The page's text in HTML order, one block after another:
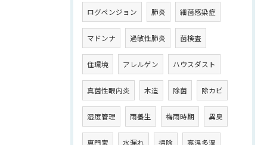
ログペンジョン 肺炎 細菌感染症
マドンナ 過敏性肺炎 菌検査
住環境 アレルゲン ハウスダスト
真菌性眼内炎 木造 除菌 除カビ
湿度管理 雨養生 梅雨時期 異臭
専門家 水漏れ 掃除 高温多湿